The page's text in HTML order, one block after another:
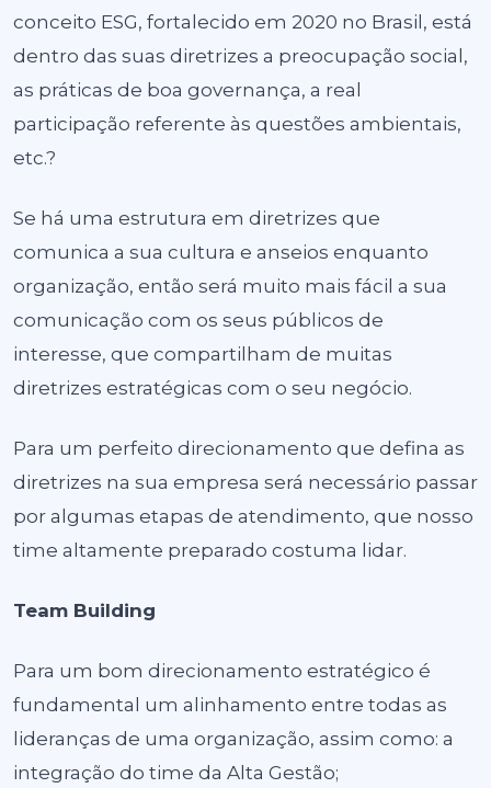
conceito ESG, fortalecido em 2020 no Brasil, está
dentro das suas diretrizes a preocupação social,
as práticas de boa governança, a real
participação referente às questões ambientais,
etc.?
Se há uma estrutura em diretrizes que
comunica a sua cultura e anseios enquanto
organização, então será muito mais fácil a sua
comunicação com os seus públicos de
interesse, que compartilham de muitas
diretrizes estratégicas com o seu negócio.
Para um perfeito direcionamento que defina as
diretrizes na sua empresa será necessário passar
por algumas etapas de atendimento, que nosso
time altamente preparado costuma lidar.
Team Building
Para um bom direcionamento estratégico é
fundamental um alinhamento entre todas as
lideranças de uma organização, assim como: a
integração do time da Alta Gestão;